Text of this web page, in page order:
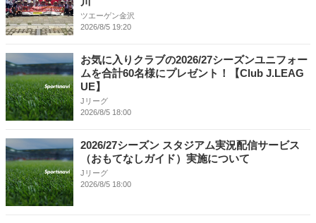
ツエーゲン金沢
2026/8/5 19:20
お気に入りクラブの2026/27シーズンユニフォー
ムを合計60名様にプレゼント！【Club J.LEAG
UE】
Jリーグ
2026/8/5 18:00
2026/27シーズン スタジアム実況配信サービス
（おもてなしガイド）実施について
Jリーグ
2026/8/5 18:00